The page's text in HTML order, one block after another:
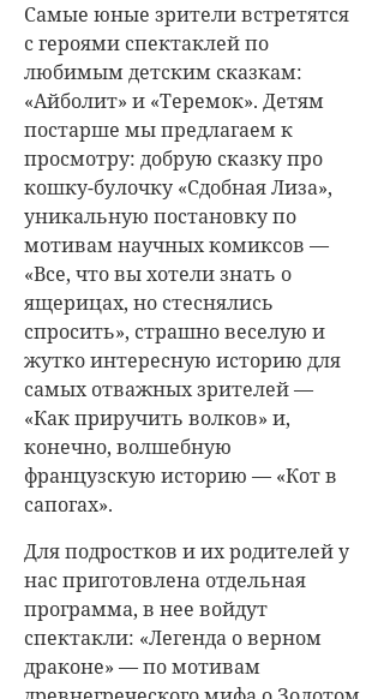
Самые юные зрители встретятся
с героями спектаклей по
любимым детским сказкам:
«Айболит» и «Теремок». Детям
постарше мы предлагаем к
просмотру: добрую сказку про
кошку-булочку «Сдобная Лиза»,
уникальную постановку по
мотивам научных комиксов —
«Все, что вы хотели знать о
ящерицах, но стеснялись
спросить», страшно веселую и
жутко интересную историю для
самых отважных зрителей —
«Как приручить волков» и,
конечно, волшебную
французскую историю — «Кот в
сапогах».
Для подростков и их родителей у
нас приготовлена отдельная
программа, в нее войдут
спектакли: «Легенда о верном
драконе» — по мотивам